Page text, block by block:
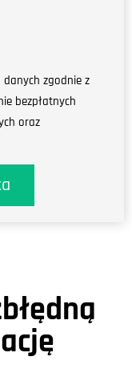
zgodnie z
bezpłatnych
oraz